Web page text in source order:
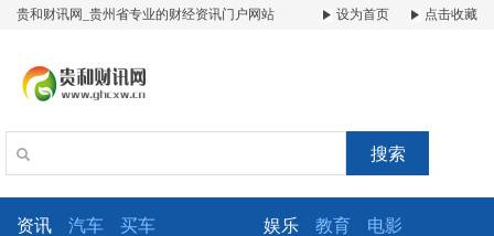
贵和财讯网_贵州省专业的财经资讯门户网站 设为首页 点击收藏
搜索
资讯 汽车 买车 娱乐 教育 电影